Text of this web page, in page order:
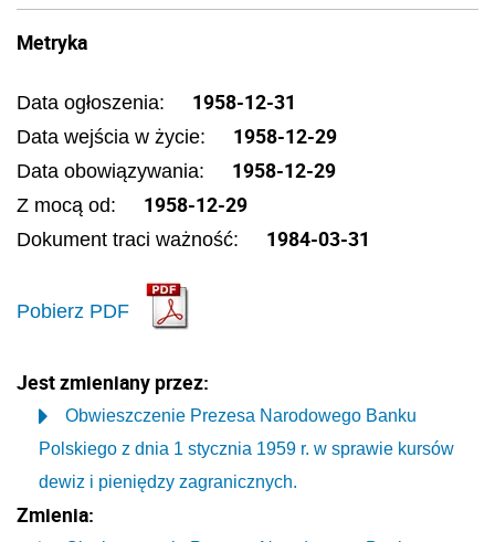
Metryka
Data ogłoszenia: 1958-12-31
Data wejścia w życie: 1958-12-29
Data obowiązywania: 1958-12-29
Z mocą od: 1958-12-29
Dokument traci ważność: 1984-03-31
Pobierz PDF
Jest zmieniany przez:
Obwieszczenie Prezesa Narodowego Banku
Polskiego z dnia 1 stycznia 1959 r. w sprawie kursów
dewiz i pieniędzy zagranicznych.
Zmienia: